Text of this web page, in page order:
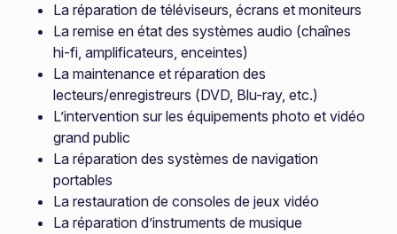
La réparation de téléviseurs, écrans et moniteurs
La remise en état des systèmes audio (chaînes
hi-fi, amplificateurs, enceintes)
La maintenance et réparation des
lecteurs/enregistreurs (DVD, Blu-ray, etc.)
L’intervention sur les équipements photo et vidéo
grand public
La réparation des systèmes de navigation
portables
La restauration de consoles de jeux vidéo
La réparation d’instruments de musique